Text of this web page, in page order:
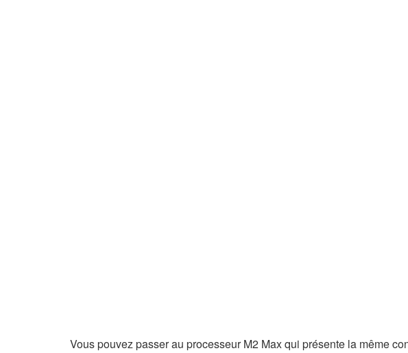
Vous pouvez passer au processeur M2 Max qui présente la même